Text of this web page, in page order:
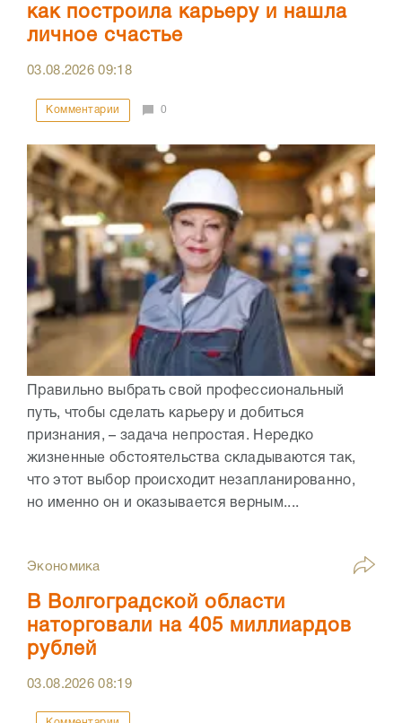
как построила карьеру и нашла
личное счастье
03.08.202609:18
Комментарии 0
Правильно выбрать свой профессиональный
путь, чтобы сделать карьеру и добиться
признания, – задача непростая. Нередко
жизненные обстоятельства складываются так,
что этот выбор происходит незапланированно,
но именно он и оказывается верным....
Экономика
В Волгоградской области
наторговали на 405 миллиардов
рублей
03.08.202608:19